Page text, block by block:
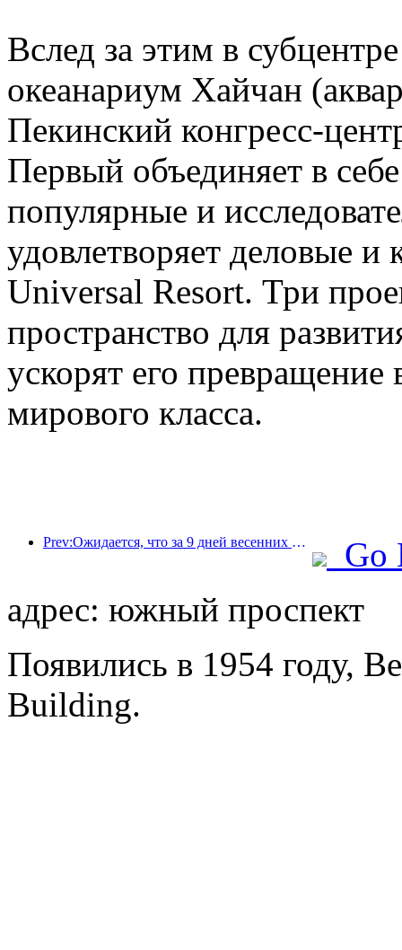
Вслед за этим в
океанариум Хайчан
Пекинский конгресс-
Первый объединяет в
популярные и
удовлетворяет деловые и
Universal Resort. Три
пространство для
ускорят его превращение
мирового класса.
Prev:Ожидается, что за 9 дней весенних праздников более 18 миллионов человек совершат поездки в страну и из страны.
Go
адрес: южный проспект
Появились в 1954 году,
Building.